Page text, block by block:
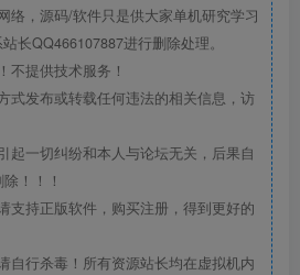
络，源码/软件只是供大家单机研究学习
长QQ466107887进行删除处理。
不提供技术服务！
式发布或转载任何违法的相关信息，访
起一切纠纷和本人与论坛无关，后果自
！！！
支持正版软件，购买注册，得到更好的
自行杀毒！所有资源站长均在虚拟机内